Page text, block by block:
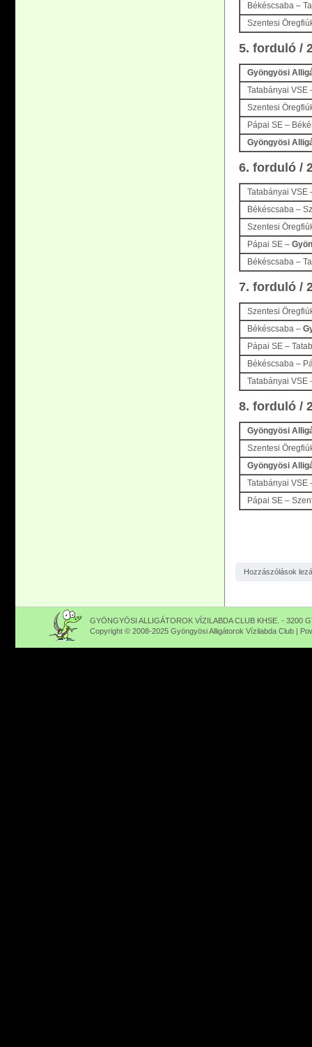
Békéscsaba –
Szentesi
5. forduló /
Gyöngyösi
Tatabányai VSE
Szentesi
Pápai SE –
Gyöngyösi
6. forduló /
Tatabányai VSE
Békéscsaba –
Szentesi
Pápai SE –
Békéscsaba –
7. forduló /
Szentesi
Békéscsaba –
Pápai SE –
Békéscsaba –
Tatabányai VSE
8. forduló /
Gyöngyösi
Szentesi
Gyöngyösi
Tatabányai VSE
Pápai SE –
Hozzászólások
GYÖNGYÖSI ALLIGÁTOROK VÍZILABDA CLUB KHSE. - 3200
Copyright © 2008-2025 Gyöngyösi Alligátorok Vízilabda Club |